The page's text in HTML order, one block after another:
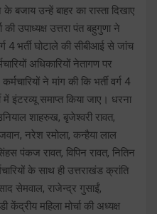
बजाय उन्हें बाहर का रास्ता दिखाए
की उपाध्यक्ष उत्तरा पंत बहुगुणा ने
4 भर्ती घोटाले की सीबीआई से जांच
अधिकारियों नेतागण पर
ने मांग की कि भर्ती वर्ग 4
इंटरव्यू समाप्त किया जाए। धरना
शाहरुख, बृजेश्वरी रावत,
नरेश रमोला, कन्हैया लाल
पंकज रावत, विपिन रावत, नितिन
के साथ ही उत्तराखंड क्रांति
सेमवाल, राजेन्द्र गुसाईं,
केंद्रीय महिला मोर्चा की अध्यक्ष